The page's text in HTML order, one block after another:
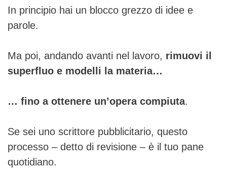
In principio hai un blocco grezzo di idee e
parole.
Ma poi, andando avanti nel lavoro, rimuovi il
superfluo e modelli la materia…
… fino a ottenere un’opera compiuta.
Se sei uno scrittore pubblicitario, questo
processo – detto di revisione – è il tuo pane
quotidiano.